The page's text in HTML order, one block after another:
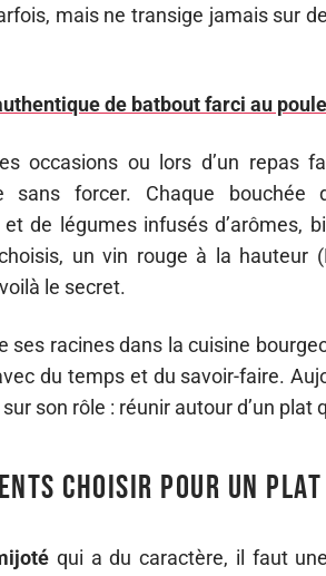
mais ne transige jamais sur
de batbout farci au
occasions ou lors d’un repas
sans forcer. Chaque bouchée
de légumes infusés d’arômes,
un vin rouge à la hauteur
le secret.
ses racines dans la cuisine
du temps et du savoir-faire.
son rôle : réunir autour d’un
choisir pour un
qui a du caractère, il faut